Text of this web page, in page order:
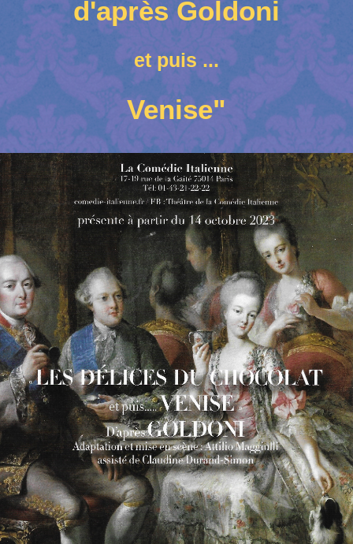
d'après Goldoni
et puis ...
Venise"